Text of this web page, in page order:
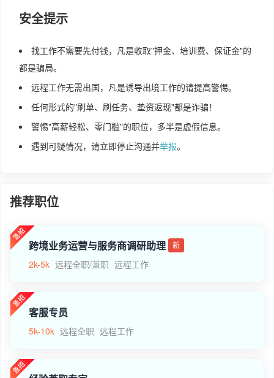
安全提示
找工作不需要先付钱，凡是收取"押金、培训费、保证金"的
都是骗局。
远程工作无需出国，凡是诱导出境工作的请提高警惕。
任何形式的"刷单、刷任务、垫资返现"都是诈骗！
警惕"高薪轻松、零门槛"的职位，多半是虚假信息。
遇到可疑情况，请立即停止沟通并举报。
推荐职位
跨境业务运营与服务商调研助理 新
2k-5k 远程全职/兼职 远程工作
客服专员
5k-10k 远程全职 远程工作